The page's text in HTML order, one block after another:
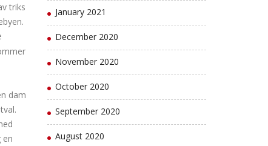
triks
dam
en
January 2021
December 2020
November 2020
October 2020
September 2020
August 2020